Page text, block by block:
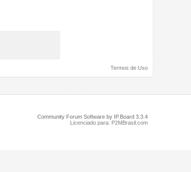
Termos de Uso
Community Forum Software by IP.Board 3.3.4
Licenciado para: P2MBrasil.com